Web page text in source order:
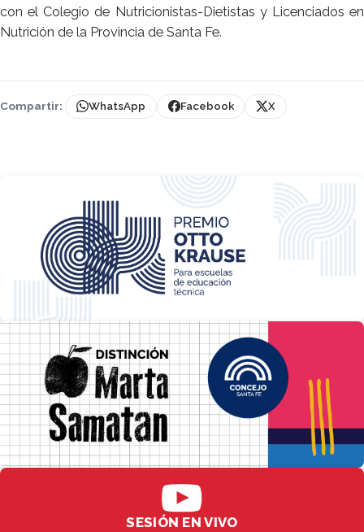
con el Colegio de Nutricionistas-Dietistas y Licenciados en
Nutrición de la Provincia de Santa Fe.
Compartir: WhatsApp Facebook X
SESIÓN EN VIVO